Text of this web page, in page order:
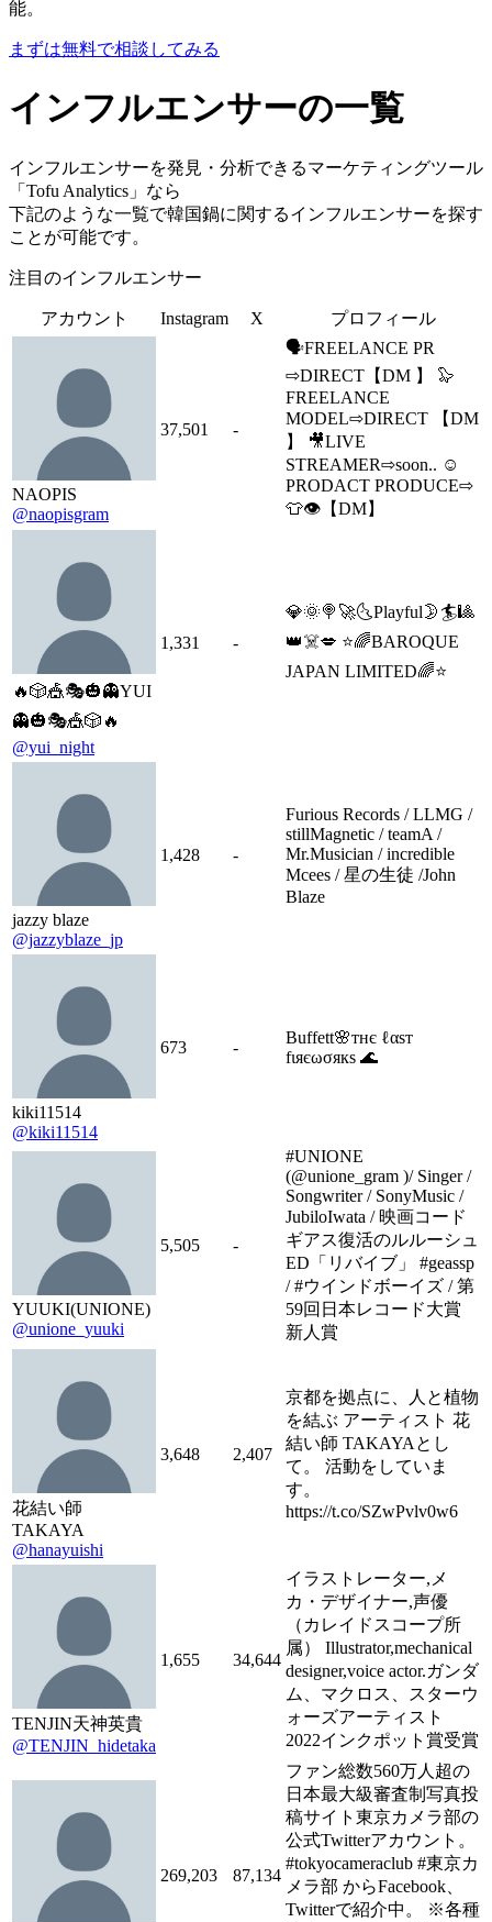
能。
まずは無料で相談してみる
インフルエンサーの一覧
インフルエンサーを発見・分析できるマーケティングツール
「Tofu Analytics」なら
下記のような一覧で韓国鍋に関するインフルエンサーを探す
ことが可能です。
注目のインフルエンサー
アカウント Instagram X プロフィール
NAOPIS
@naopisgram
37,501 -
🗣️FREELANCE PR
⇨DIRECT【DM 】 🦭
FREELANCE
MODEL⇨DIRECT 【DM
】 🎥LIVE
STREAMER⇨soon.. ☺️
PRODACT PRODUCE⇨
👕👁️【DM】
🔥🎲🎪🎭🎃👻YUI
👻🎃🎭🎪🎲🔥
@yui_night
1,331 -
💎🌞🍭🚀🌜Playful🌛🏄🎱
👑☠️💋 ⭐️🌈BAROQUE
JAPAN LIMITED🌈⭐️
jazzy blaze
@jazzyblaze_jp
1,428 -
Furious Records / LLMG /
stillMagnetic / teamA /
Mr.Musician / incredible
Mcees / 星の生徒 /John
Blaze
kiki11514
@kiki11514
673 -
Buffett🌸тнє ℓαѕт
fιяєωσякѕ 🌊
YUUKI(UNIONE)
@unione_yuuki
5,505 -
#UNIONE
(@unione_gram )/ Singer /
Songwriter / SonyMusic /
JubiloIwata / 映画コード
ギアス復活のルルーシュ
ED「リバイブ」 #geassp
/ #ウインドボーイズ / 第
59回日本レコード大賞
新人賞
花結い師
TAKAYA
@hanayuishi
3,648 2,407
京都を拠点に、人と植物
を結ぶ アーティスト 花
結い師 TAKAYAとし
て。 活動をしていま
す。
https://t.co/SZwPvlv0w6
TENJIN天神英貴
@TENJIN_hidetaka
1,655 34,644
イラストレーター,メ
カ・デザイナー,声優
（カレイドスコープ所
属） Illustrator,mechanical
designer,voice actor.ガンダ
ム、マクロス、スターウ
ォーズアーティスト
2022インクポット賞受賞
269,203 87,134
ファン総数560万人超の
日本最大級審査制写真投
稿サイト東京カメラ部の
公式Twitterアカウント。
#tokyocameraclub #東京カ
メラ部 からFacebook、
Twitterで紹介中。 ※各種